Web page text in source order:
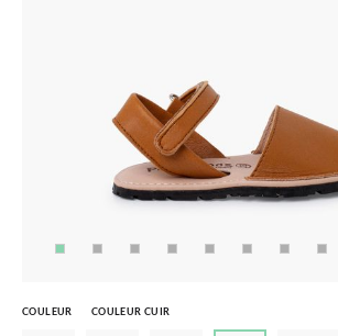
COULEUR COULEUR CUIR